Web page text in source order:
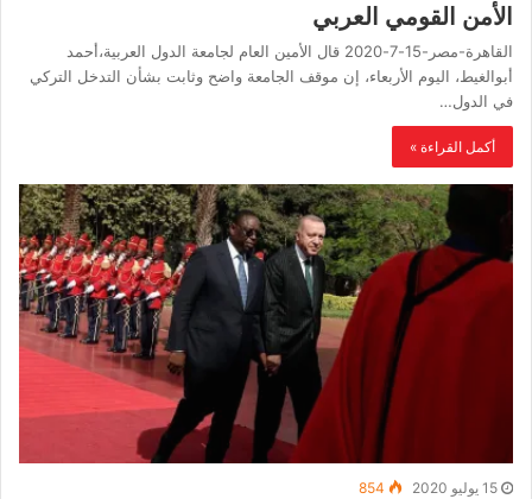
الأمن القومي العربي
القاهرة-مصر-15-7-2020 قال الأمين العام لجامعة الدول العربية،أحمد
أبوالغيط، اليوم الأربعاء، إن موقف الجامعة واضح وثابت بشأن التدخل التركي
في الدول…
أكمل القراءة »
15 يوليو 2020 854